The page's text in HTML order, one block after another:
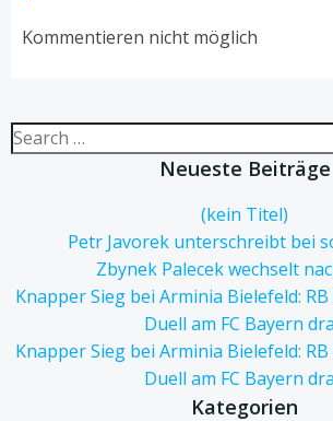
navigation
Kommentieren nicht möglich
Search
for:
Neueste Beiträge
(kein Titel)
Petr Javorek unterschreibt bei
Zbynek Palecek wechselt
Knapper Sieg bei Arminia Bielefeld:
Duell am FC Bayern
Knapper Sieg bei Arminia Bielefeld:
Duell am FC Bayern
Kategorien